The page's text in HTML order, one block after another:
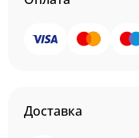
Доставка